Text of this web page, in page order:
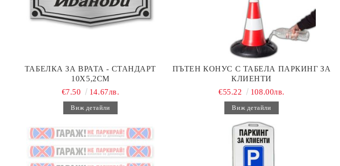
ТАБЕЛКА ЗА ВРАТА - СТАНДАРТ
10Х5,2СМ
€7.50
14.67лв.
Виж детайли
ПЪТЕН КОНУС С ТАБЕЛА ПАРКИНГ ЗА
КЛИЕНТИ
€55.22
108.00лв.
Виж детайли